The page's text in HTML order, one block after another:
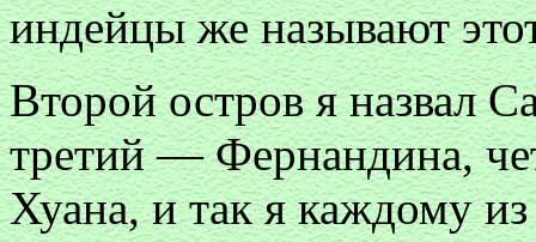
индейцы же называют
Второй остров я назвал
третий — Фернандина,
Хуана, и так я каждому